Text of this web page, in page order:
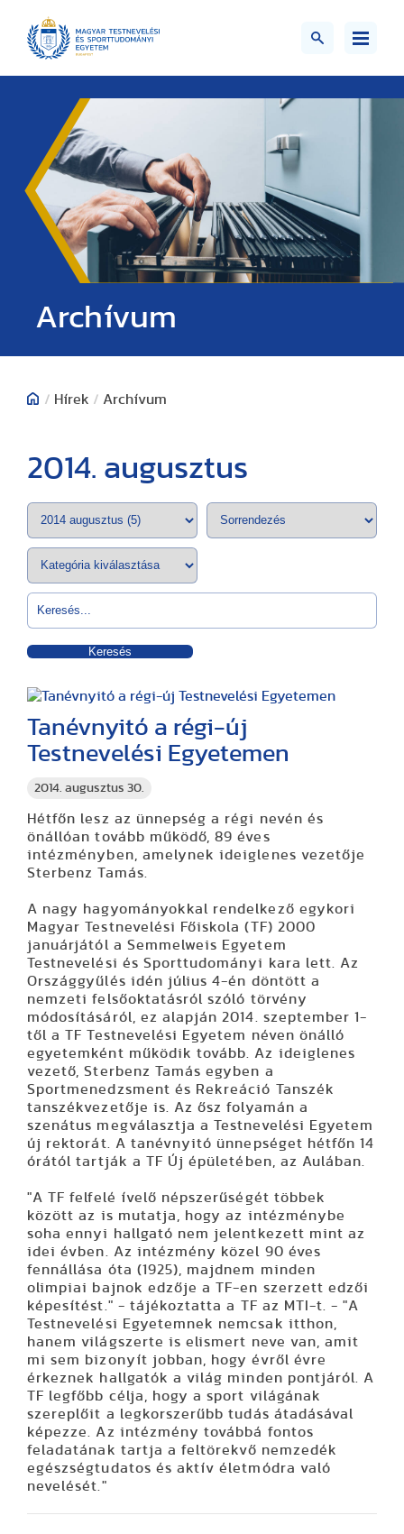
Archívum
/ Hírek / Archívum
2014. augusztus
Keresés
2014. augusztus 30.
Tanévnyitó a régi-új
Testnevelési Egyetemen
Hétfőn lesz az ünnepség a régi nevén és
önállóan tovább működő, 89 éves
intézményben, amelynek ideiglenes vezetője
Sterbenz Tamás.
A nagy hagyományokkal rendelkező egykori
Magyar Testnevelési Főiskola (TF) 2000
januárjától a Semmelweis Egyetem
Testnevelési és Sporttudományi kara lett. Az
Országgyűlés idén július 4-én döntött a
nemzeti felsőoktatásról szóló törvény
módosításáról, ez alapján 2014. szeptember 1-
től a TF Testnevelési Egyetem néven önálló
egyetemként működik tovább. Az ideiglenes
vezető, Sterbenz Tamás egyben a
Sportmenedzsment és Rekreáció Tanszék
tanszékvezetője is. Az ősz folyamán a
szenátus megválasztja a Testnevelési Egyetem
új rektorát. A tanévnyitó ünnepséget hétfőn 14
órától tartják a TF Új épületében, az Aulában.
"A TF felfelé ívelő népszerűségét többek
között az is mutatja, hogy az intézménybe
soha ennyi hallgató nem jelentkezett mint az
idei évben. Az intézmény közel 90 éves
fennállása óta (1925), majdnem minden
olimpiai bajnok edzője a TF-en szerzett edzői
képesítést." - tájékoztatta a TF az MTI-t. - "A
Testnevelési Egyetemnek nemcsak itthon,
hanem világszerte is elismert neve van, amit
mi sem bizonyít jobban, hogy évről évre
érkeznek hallgatók a világ minden pontjáról. A
TF legfőbb célja, hogy a sport világának
szereplőit a legkorszerűbb tudás átadásával
képezze. Az intézmény továbbá fontos
feladatának tartja a feltörekvő nemzedék
egészségtudatos és aktív életmódra való
nevelését."